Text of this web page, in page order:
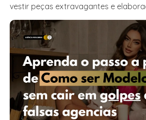
vestir peças extravagantes e